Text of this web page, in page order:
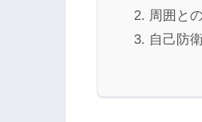
周囲と
自己防